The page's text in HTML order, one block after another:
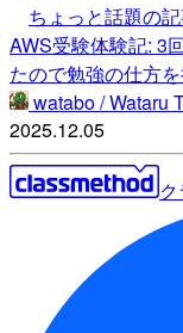
ちょっと話題の
AWS受験体験記: 3
たので勉強の仕方
watabo / Wataru
2025.12.05